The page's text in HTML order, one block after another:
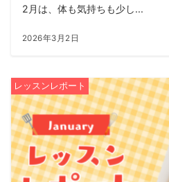
2月は、体も気持ちも少し...
2026年3月2日
レッスンレポート